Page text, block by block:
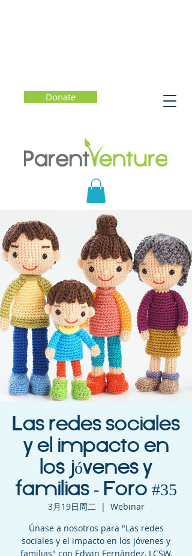
Donate
Las redes sociales
y el impacto en
los jóvenes y
familias - Foro #35
3月19日周二
  |
Webinar
Únase a nosotros para " Las redes
sociales y el impacto en los jóvenes y
familias" con Edwin Fernández, LCSW,